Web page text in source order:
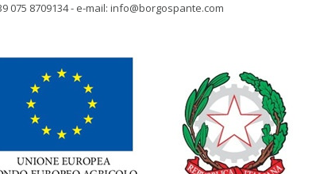
075 8709134 - e-mail: info@borgospante.com